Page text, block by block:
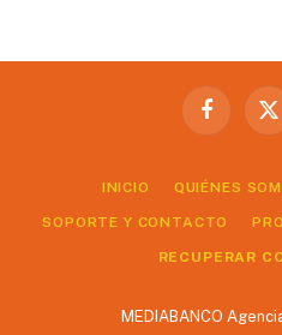
Facebook
X
INICIO QUIÉNES
SOPORTE Y CONTACTO
RECUPERAR
MEDIABANCO